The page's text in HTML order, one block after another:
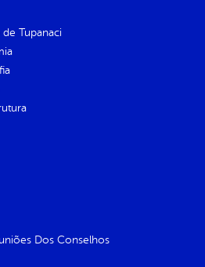
de Tupanaci
Dos Conselhos